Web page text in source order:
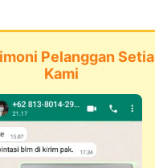
Pelanggan Setia
Kami